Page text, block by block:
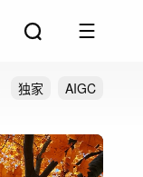
独家
AIGC